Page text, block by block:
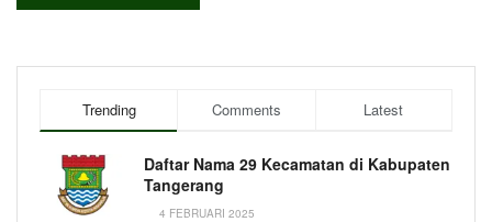
Trending Comments Latest
Daftar Nama 29 Kecamatan di Kabupaten
Tangerang
4 FEBRUARI 2025